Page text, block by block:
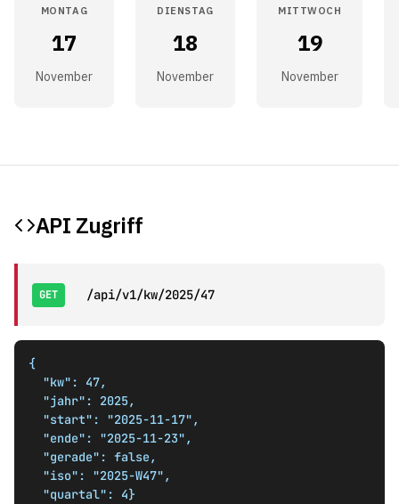
MONTAG
17
November
DIENSTAG
18
November
MITTWOCH
19
November
API Zugriff
GET /api/v1/kw/2025/47
{
  "quartal": 4}